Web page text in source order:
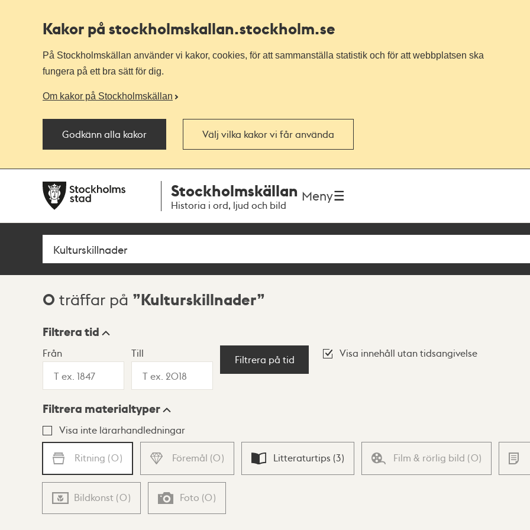
Kakor på stockholmskallan.stockholm.se
På Stockholmskällan använder vi kakor, cookies, för att sammanställa statistik och för att webbplatsen ska
fungera på ett bra sätt för dig.
Om kakor på Stockholmskällan
Godkänn alla kakor Välj vilka kakor vi får använda
navigationen
huvudinnehållet
Stockholmskällan
Historia i ord, ljud och bild
Meny
Sök
Sökresultat
0 träffar på Kulturskillnader
Visningsläge
Lista Karta
Filtrera tid
Från Till
Filtrera på tid
Visa innehåll utan tidsangivelse
Filtrera materialtyper
Visa inte lärarhandledningar
Ritning (0) Föremål (0) Litteraturtips (3) Film & rörlig bild (0)
Bildkonst (0) Foto (0)